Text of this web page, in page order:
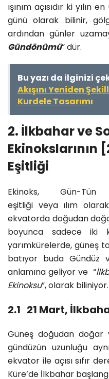
ışınım açısıdır ki yılın
günü olarak bilinir,
ardından günler
Gündönümü” dür.
Bu yazı da ilginizi
Akışını Yeniden
Kurdele Tasarımı
2. İlkbahar ve
Ekinokslarının
Eşitliği
Ekinoks, Gün-Tün
eşitliği veya ılım
ekvatorda doğudan
boyunca sadece iki
yarımkürelerde, güneş
batıyor buda Gündüz
anlamına geliyor ve “
Ekinoksu”, olarak biliniyor.
2.1 21 Mart,
Güneş doğudan
gündüzün uzunluğu
ekvator ile açısı sıfır
Küre’de İlkbahar